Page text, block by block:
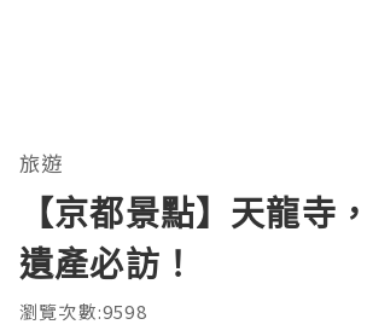
旅遊
【京都景點】天龍寺
遺產必訪！
瀏覽次數:9598